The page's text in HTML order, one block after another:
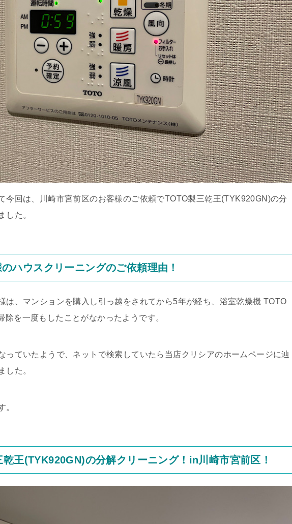
今回は、川崎市宮前区のお客様のご依頼でTOTO製三乾王(TYK920GN)の分
した。
ハウスクリーニングのご依頼理由！
は、マンションを購入し引っ越をされてから5年が経ち、浴室乾燥機 TOTO
を一度もしたことがなかったようです。
っていたようで、ネットで検索していたら当店クリシアのホームページに辿
した。
。
王(TYK920GN)の分解クリーニング！in川崎市宮前区！